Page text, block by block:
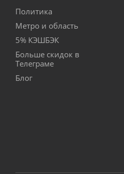
Политика
Метро и область
5% КЭШБЭК
Больше скидок в
Телеграме
Блог